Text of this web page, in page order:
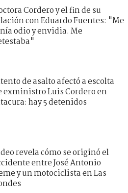
Cordero y el fin de su
con Eduardo Fuentes: "Me
odio y envidia. Me
de asalto afectó a escolta
exministro Luis Cordero en
hay 5 detenidos
revela cómo se originó el
entre José Antonio
y un motociclista en Las